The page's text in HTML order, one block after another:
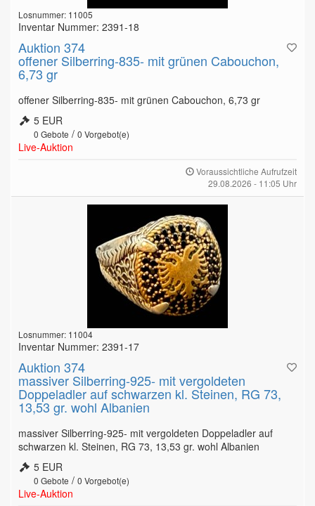
Losnummer: 11005
Inventar Nummer: 2391-18
Auktion 374
offener Silberring-835- mit grünen Cabouchon,
6,73 gr
offener Silberring-835- mit grünen Cabouchon, 6,73 gr
5 EUR
0 Gebote / 0 Vorgebot(e)
Live-Auktion
Voraussichtliche Aufrufzeit
29.08.2026 - 11:05 Uhr
Losnummer: 11004
Inventar Nummer: 2391-17
Auktion 374
massiver Silberring-925- mit vergoldeten
Doppeladler auf schwarzen kl. Steinen, RG 73,
13,53 gr. wohl Albanien
massiver Silberring-925- mit vergoldeten Doppeladler auf
schwarzen kl. Steinen, RG 73, 13,53 gr. wohl Albanien
5 EUR
0 Gebote / 0 Vorgebot(e)
Live-Auktion